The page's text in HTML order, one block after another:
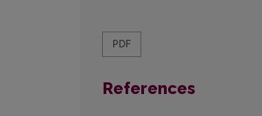
PDF
References